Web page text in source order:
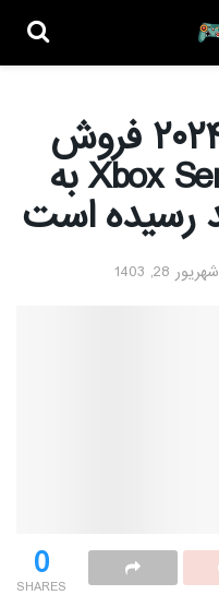
گزارش: تا اواسط ۲۰۲۴ فروش
PS5 به ۶۱.۷ و Xbox Series به
شهریور 28, 1403
0
SHARES